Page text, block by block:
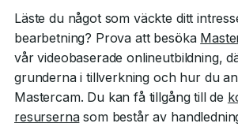
Läste du något som väckte ditt
bearbetning? Prova att besöka
vår videobaserade onlineutbildning,
grunderna i tillverkning och hur du
Mastercam. Du kan få tillgång till de
resursernasom består av